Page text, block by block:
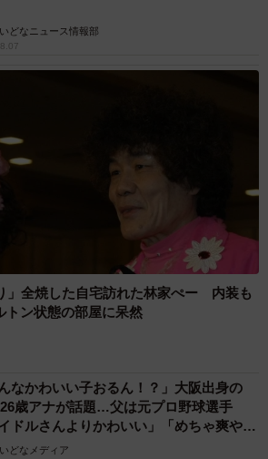
どなニュース情報部
」全焼した自宅訪れた林家ぺー 内装も
トン状態の部屋に呆然
んなかわいい子おるん！？」大阪出身の
歳アナが話題…父は元プロ野球選手
イドルさんよりかわいい」「めちゃ爽や
どなメディア